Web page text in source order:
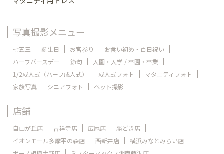
写真撮影メニュー
七五三 誕生日 お宮参り
お食い初め・百日祝い
ハーフバースデー
節句
入園・入学 / 卒園・卒業
1/2成人式（ハーフ成人式）
成人式フォト
マタニティフォト
家族写真
シニアフォト ペット撮影
店舗
自由が丘店 吉祥寺店 広尾店
勝どき店
イオンモール多摩平の森店
西新井店
横浜みなとみらい店